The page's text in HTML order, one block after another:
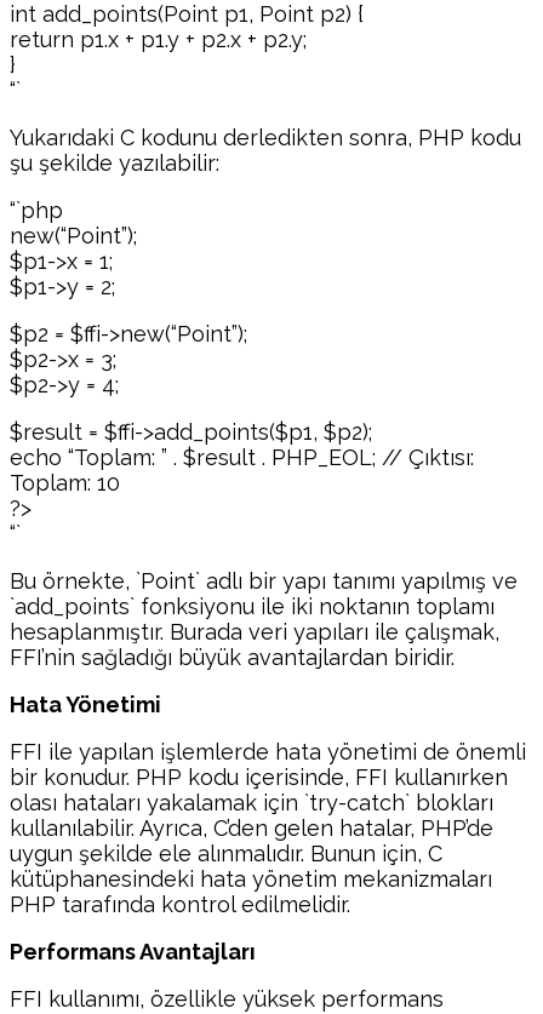
int add_points(Point p1, Point p2) {
return p1.x + p1.y + p2.x + p2.y;
}
“`
Yukarıdaki C kodunu derledikten sonra, PHP kodu
şu şekilde yazılabilir:
“`php
new(“Point”);
$p1->x = 1;
$p1->y = 2;
$p2 = $ffi->new(“Point”);
$p2->x = 3;
$p2->y = 4;
$result = $ffi->add_points($p1, $p2);
echo “Toplam: ” . $result . PHP_EOL; // Çıktısı:
Toplam: 10
?>
“`
Bu örnekte, `Point` adlı bir yapı tanımı yapılmış ve
`add_points` fonksiyonu ile iki noktanın toplamı
hesaplanmıştır. Burada veri yapıları ile çalışmak,
FFI’nin sağladığı büyük avantajlardan biridir.
Hata Yönetimi
FFI ile yapılan işlemlerde hata yönetimi de önemli
bir konudur. PHP kodu içerisinde, FFI kullanırken
olası hataları yakalamak için `try-catch` blokları
kullanılabilir. Ayrıca, C’den gelen hatalar, PHP’de
uygun şekilde ele alınmalıdır. Bunun için, C
kütüphanesindeki hata yönetim mekanizmaları
PHP tarafında kontrol edilmelidir.
Performans Avantajları
FFI kullanımı, özellikle yüksek performans